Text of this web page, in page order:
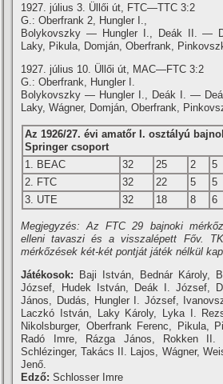
1927. július 3. Üllői út, FTC—TTC 3:2
G.: Oberfrank 2, Hungler I.,
Bolykovszky — Hungler I., Deák II. —
Laky, Pikula, Domján, Oberfrank,
1927. július 10. Üllői út, MAC—FTC 3:2
G.: Oberfrank, Hungler I.
Bolykovszky — Hungler I., Deák I. —
Laky, Wágner, Domján, Oberfrank,
Az 1926/27. évi amatőrI. osztályú
Springer csoport
1. BEAC
32 25 2 5
2. FTC
32 22 5 5
3. UTE
32 18 8 6
Megjegyzés: Az FTC 29 bajnoki
elleni tavaszi és a visszalépett Főv.
mérkőzések két-két pontját játék nélkül
Játékosok: Baji István, Bednár Károly,
József, Hudek István, Deák I. József,
János, Dudás, Hungler I. József,
Laczkó István, Laky Károly, Lyka I.
Nikolsburger, Oberfrank Ferenc, Pikula,
Radó Imre, Rázga János, Rokken II.
Schlézinger, Takács II. Lajos, Wágner,
Jenő.
Edző: Schlosser Imre